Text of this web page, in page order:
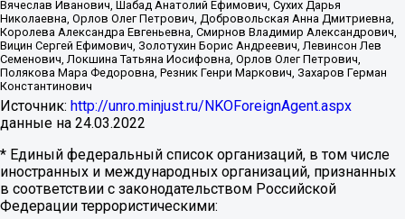
Вячеслав Иванович, Шабад Анатолий Ефимович, Сухих Дарья
Николаевна, Орлов Олег Петрович, Добровольская Анна Дмитриевна,
Королева Александра Евгеньевна, Смирнов Владимир Александрович,
Вицин Сергей Ефимович, Золотухин Борис Андреевич, Левинсон Лев
Семенович, Локшина Татьяна Иосифовна, Орлов Олег Петрович,
Полякова Мара Федоровна, Резник Генри Маркович, Захаров Герман
Константинович
Источник: http://unro.minjust.ru/NKOForeignAgent.aspx
данные на 24.03.2022
* Единый федеральный список организаций, в том числе
иностранных и международных организаций, признанных
в соответствии с законодательством Российской
Федерации террористическими: